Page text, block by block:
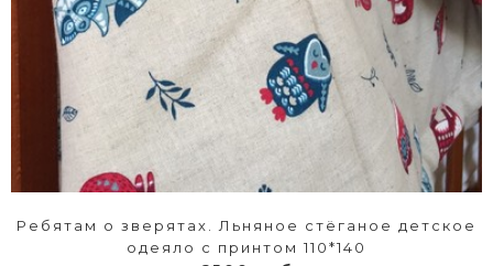
Ребятам о зверятах. Льняное стёганое детское
одеяло с принтом 110*140